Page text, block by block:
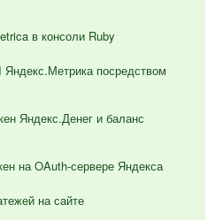
в консоли Ruby
посредством
Яндекс.Денег и баланс
на OAuth-сервере Яндекса
на сайте